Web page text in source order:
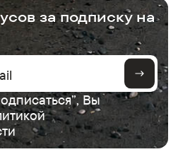
за подписку на
Вы